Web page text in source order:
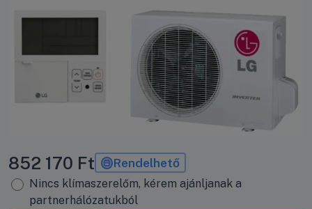
852 170 Ft Rendelhető
Nincs klímaszerelőm, kérem ajánljanak a
partnerhálózatukból